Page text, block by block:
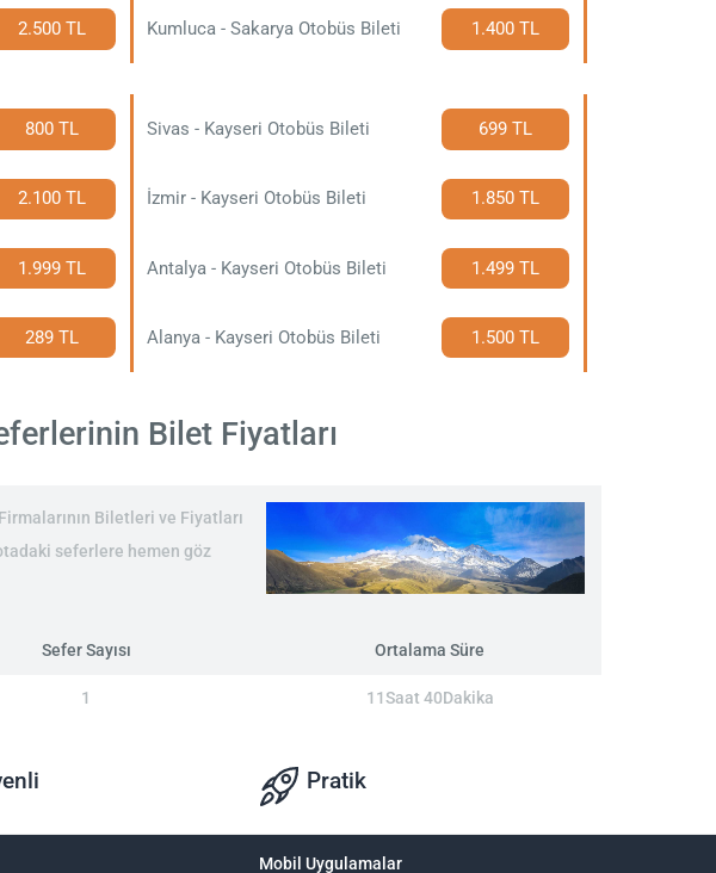
2.500 TL Kumluca - Sakarya Otobüs Bileti 1.400 TL
800 TL Sivas - Kayseri Otobüs Bileti 699 TL
2.100 TL İzmir - Kayseri Otobüs Bileti 1.850 TL
1.999 TL Antalya - Kayseri Otobüs Bileti 1.499 TL
289 TL Alanya - Kayseri Otobüs Bileti 1.500 TL
Bilet Fiyatları
Biletleri ve Fiyatları
seferlere hemen göz
Sefer Sayısı Ortalama Süre
1 11Saat 40Dakika
Pratik
Mobil Uygulamalar